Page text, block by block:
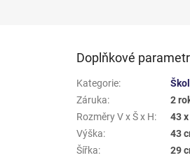
Doplňkové
Kategorie:
Záruka:
2
Rozměry V x Š x H:
43
Výška:
43
Šířka:
29